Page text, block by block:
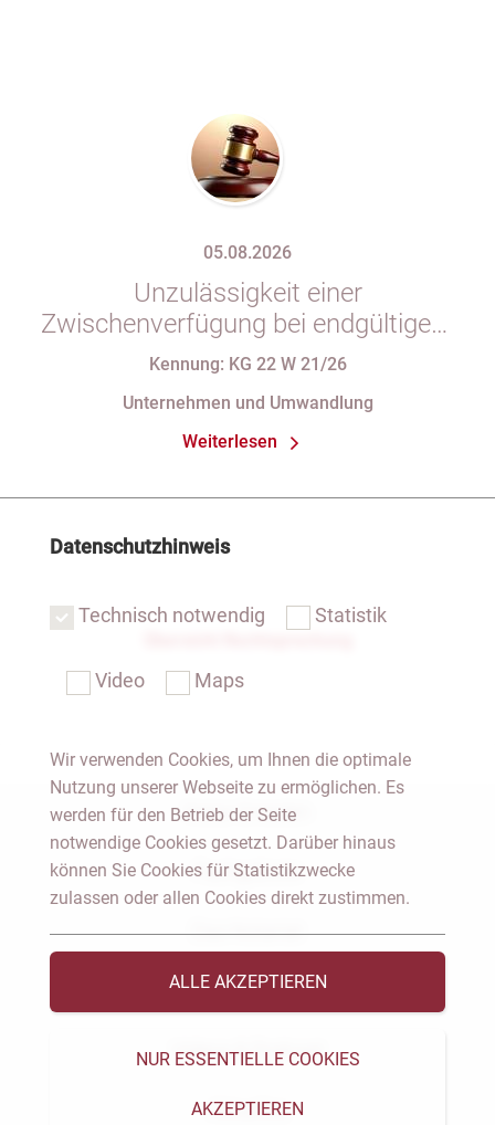
05.08.2026
Unzulässigkeit einer
Zwischenverfügung bei endgültigem
Eintragungshindernis und
einer eGbR im Gesellschaftsregister
Kennung: KG 22 W 21/26
Unternehmen und Umwandlung
Weiterlesen
Notar Dresden
Fachgebiete
Das Notariat
Vorträge & Veröffentlichungen
Videos & Podcast
Aktuelles
Datenschutzhinweis
Technisch notwendig Statistik
Video Maps
Wir verwenden Cookies, um Ihnen die optimale
Nutzung unserer Webseite zu ermöglichen. Es
werden für den Betrieb der Seite
notwendige Cookies gesetzt. Darüber hinaus
können Sie Cookies für Statistikzwecke
zulassen oder allen Cookies direkt zustimmen.
ALLE AKZEPTIEREN
NUR ESSENTIELLE COOKIES
AKZEPTIEREN